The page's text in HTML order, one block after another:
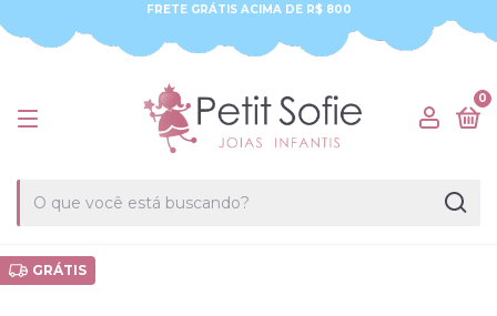
FRETE GRÁTIS ACIMA DE R$ 800
0
GRÁTIS